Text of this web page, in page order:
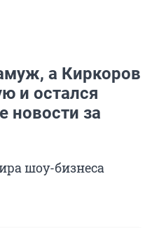
а Киркоров
и остался
новости за
шоу-бизнеса